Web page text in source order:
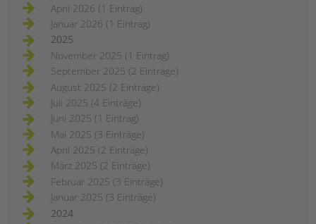
April 2026 (1 Eintrag)
Januar 2026 (1 Eintrag)
2025
November 2025 (1 Eintrag)
September 2025 (2 Einträge)
August 2025 (2 Einträge)
Juli 2025 (4 Einträge)
Juni 2025 (1 Eintrag)
Mai 2025 (3 Einträge)
April 2025 (2 Einträge)
März 2025 (2 Einträge)
Februar 2025 (3 Einträge)
Januar 2025 (3 Einträge)
2024